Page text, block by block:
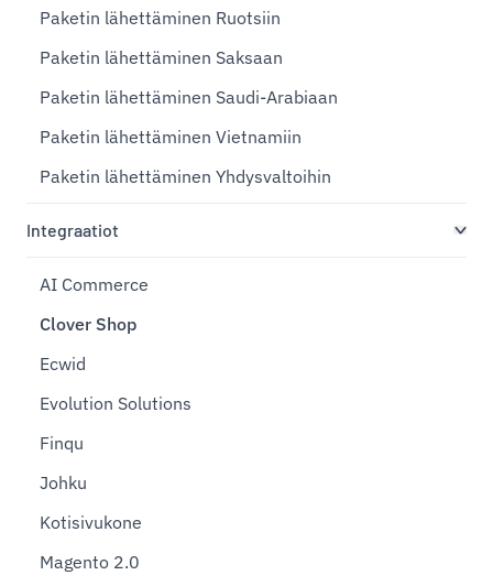
Paketin lähettäminen Ruotsiin
Paketin lähettäminen Saksaan
Paketin lähettäminen Saudi-Arabiaan
Paketin lähettäminen Vietnamiin
Paketin lähettäminen Yhdysvaltoihin
Integraatiot
AI Commerce
Clover Shop
Ecwid
Evolution Solutions
Finqu
Johku
Kotisivukone
Magento 2.0